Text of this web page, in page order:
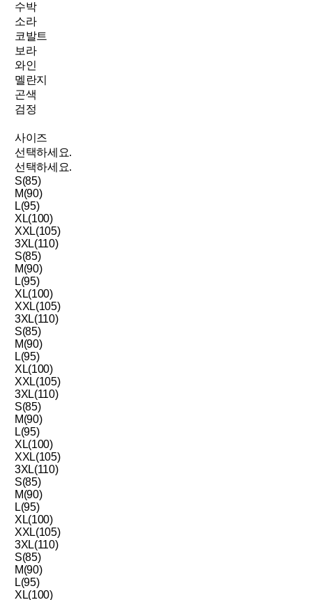
수박
소라
코발트
보라
와인
멜란지
곤색
검정
사이즈
선택하세요.
선택하세요.
S(85)
M(90)
L(95)
XL(100)
XXL(105)
3XL(110)
S(85)
M(90)
L(95)
XL(100)
XXL(105)
3XL(110)
S(85)
M(90)
L(95)
XL(100)
XXL(105)
3XL(110)
S(85)
M(90)
L(95)
XL(100)
XXL(105)
3XL(110)
S(85)
M(90)
L(95)
XL(100)
XXL(105)
3XL(110)
S(85)
M(90)
L(95)
XL(100)